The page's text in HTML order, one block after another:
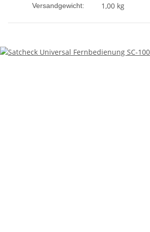
Versandgewicht: 1,00 kg